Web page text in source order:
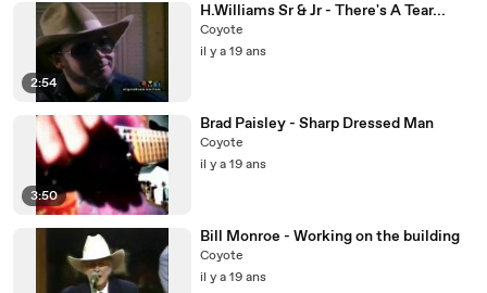
2:54
H.Williams Sr & Jr - There's A Tear...
Coyote
il y a 19 ans
3:50
Brad Paisley - Sharp Dressed Man
Coyote
il y a 19 ans
Bill Monroe - Working on the building
Coyote
il y a 19 ans